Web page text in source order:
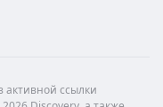
активной ссылки